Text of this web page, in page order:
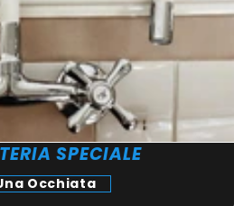
SPECIALE
Occhiata